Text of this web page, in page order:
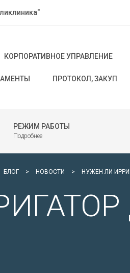
КОРПОРАТИВНОЕ УПРАВЛЕНИЕ
ПРОТОКОЛ, ЗАКУП
РЕЖИМ РАБОТЫ
Подробнее
БЛОГ > НОВОСТИ > НУЖЕН ЛИ